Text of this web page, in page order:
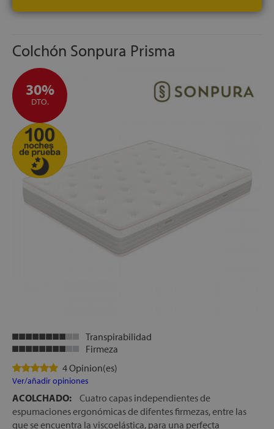
Colchón Sonpura Prisma
30%
DTO.
Transpirabilidad
Firmeza
4 Opinion(es)
Ver/añadir opiniones
ACOLCHADO:
Cuatro capas independientes de
espumaciones ergonómicas de difentes firmezas, entre las
que se encuentra la viscoelástica, para una perfecta